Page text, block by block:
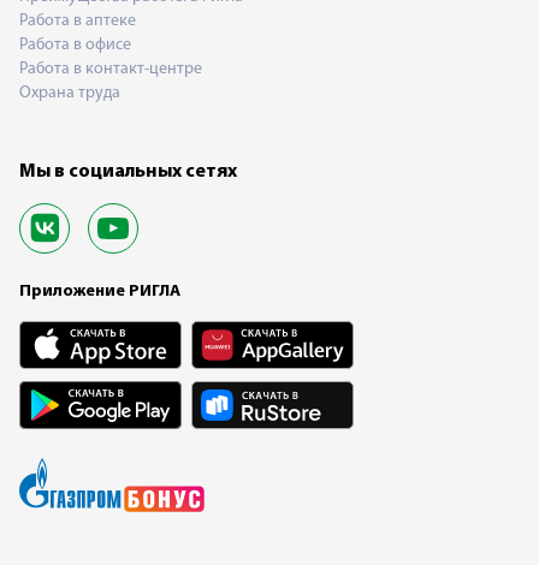
Работа в аптеке
Работа в офисе
Работа в контакт-центре
Охрана труда
Мы в социальных сетях
Приложение РИГЛА